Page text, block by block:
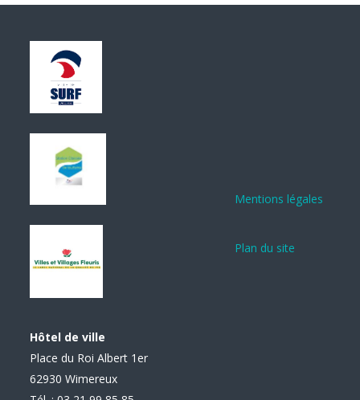
Hôtel de ville
Place du Roi Albert 1er
62930 Wimereux
Mentions légales
Plan du site